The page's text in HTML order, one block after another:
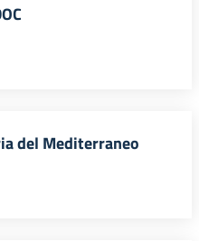
del Mediterraneo